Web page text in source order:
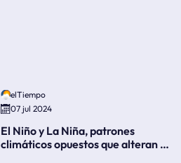
elTiempo
07 jul 2024
El Niño y La Niña, patrones
climáticos opuestos que alteran la